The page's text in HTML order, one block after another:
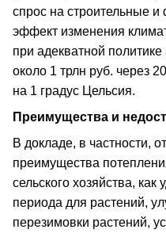
спрос на строительные
эффект изменения
при адекватной
около 1 трлн руб. через
на 1 градус Цельсия.
Преимущества и
В докладе, в частности,
преимущества
сельского хозяйства, как
периода для растений,
перезимовки растений,